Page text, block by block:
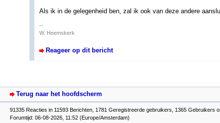
Als ik in de gelegenheid ben, zal ik ook van deze andere
--
W. Heemskerk
Reageer op dit bericht
Terug naar het hoofdscherm
91335 Reacties in 11593 Berichten, 1781 Geregistreerde gebruikers, 1365 Gebruikers
Forumtijd: 06-08-2026, 11:52 (Europe/Amsterdam)